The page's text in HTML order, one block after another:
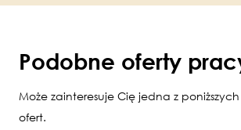
Podobne oferty
Może zainteresuje Cię jedna z poniższych
ofert.